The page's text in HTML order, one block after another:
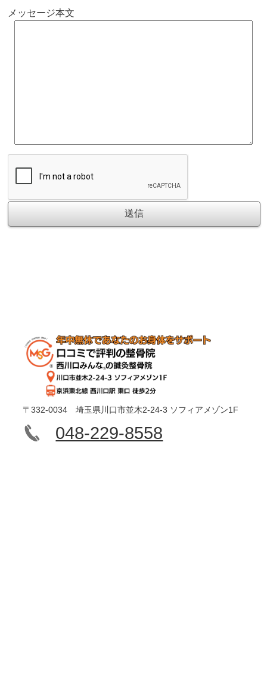
メッセージ本文
〒332-0034 埼玉県川口市並木2-24-3 ソフィアメゾン1F
048-229-8558